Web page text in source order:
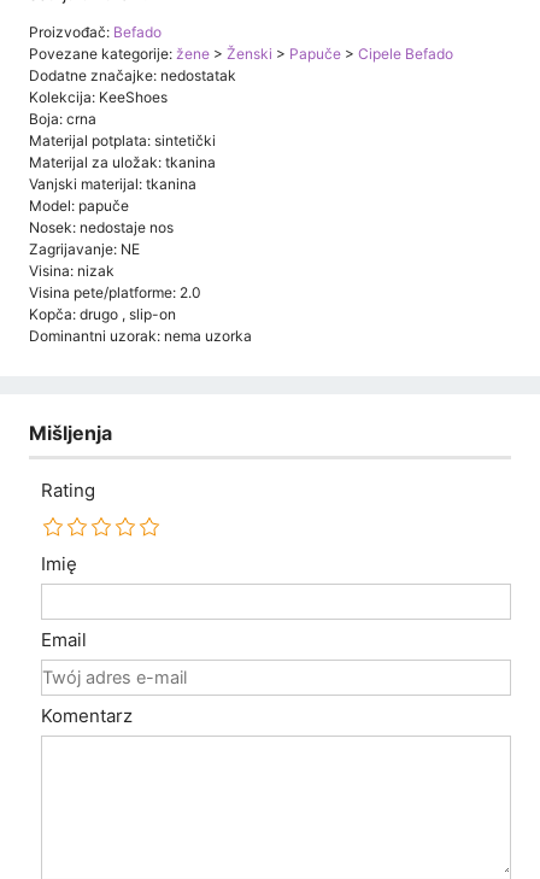
Proizvođač: Befado
Povezane kategorije: žene > Ženski > Papuče > Cipele Befado
Dodatne značajke: nedostatak
Kolekcija: KeeShoes
Boja: crna
Materijal potplata: sintetički
Materijal za uložak: tkanina
Vanjski materijal: tkanina
Model: papuče
Nosek: nedostaje nos
Zagrijavanje: NE
Visina: nizak
Visina pete/platforme: 2.0
Kopča: drugo , slip-on
Dominantni uzorak: nema uzorka
Mišljenja
Rating
Imię
Email
Komentarz